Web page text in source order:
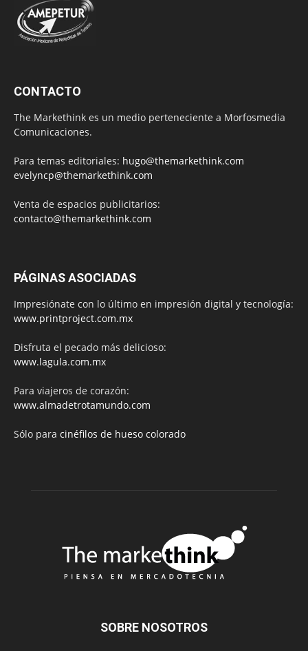
CONTACTO
The Markethink es un medio perteneciente a Morfosmedia
Comunicaciones.
Para temas editoriales: hugo@themarkethink.com
evelyncp@themarkethink.com
Venta de espacios publicitarios:
contacto@themarkethink.com
PÁGINAS ASOCIADAS
Impresiónate con lo último en impresión digital y tecnología:
www.printproject.com.mx
Disfruta el pecado más delicioso:
www.lagula.com.mx
Para viajeros de corazón:
www.almadetrotamundo.com
Sólo para cinéfilos de hueso colorado
SOBRE NOSOTROS